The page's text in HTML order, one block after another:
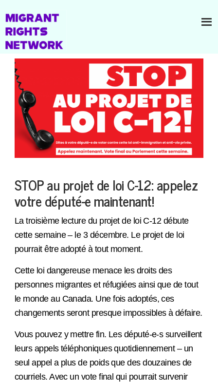
STOP au projet de loi C-12: appelez
votre député-e maintenant!
La troisième lecture du projet de loi C-12 débute
cette semaine – le 3 décembre. Le projet de loi
pourrait être adopté à tout moment.
Cette loi dangereuse menace les droits des
personnes migrantes et réfugiées ainsi que de tout
le monde au Canada. Une fois adoptés, ces
changements seront presque impossibles à défaire.
Vous pouvez y mettre fin. Les député-e-s surveillent
leurs appels téléphoniques quotidiennement – un
seul appel a plus de poids que des douzaines de
courriels. Avec un vote final qui pourrait survenir